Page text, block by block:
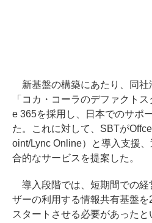
新基盤の構築にあたり、同社
「コカ・コーラのデファクト
e 365を採用し、日本でのサポ
た。これに対して、SBTが
oint/Lync Online）と導入支援
合的なサービスを提案した。
導入段階では、短期間での経
ザーの利用する情報共有基盤
スタートさせる必要があった